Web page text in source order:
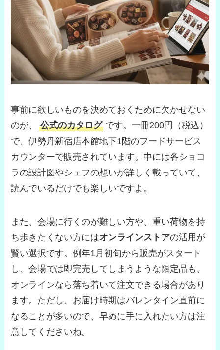
事前に欲しいものを決めておくために欠かせない
のが、
公式のカタログ です。一冊200円（税込）
で、伊勢丹新宿店本館地下1階のフードサービス
カウンターで販売されています。中には各ショコ
ラの設計図やシェフの想いが詳しく載っていて、
読んでいるだけでも楽しいですよ。
また、会場に行くのが難しい方や、重い荷物を持
ち歩きたくない方にはオンラインストアの活用が
賢い選択です。例年1月初旬から販売がスタート
し、会場では即完売してしまうような限定品も、
オンラインなら落ち着いて注文できる場合があり
ます。ただし、お届け時期はバレンタイン直前に
なることが多いので、早めに手に入れたい方は注
意してくださいね。